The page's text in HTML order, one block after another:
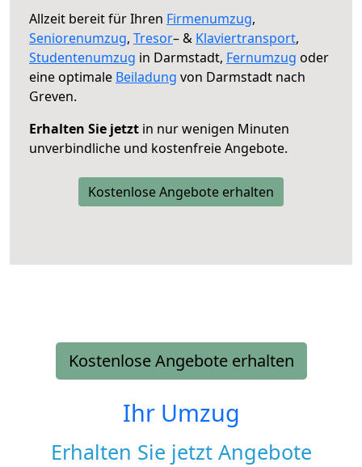
Allzeit bereit für Ihren Firmenumzug,
Seniorenumzug, Tresor– & Klaviertransport,
Studentenumzug in Darmstadt, Fernumzug oder
eine optimale Beiladung von Darmstadt nach
Greven.
Erhalten Sie jetzt in nur wenigen Minuten
unverbindliche und kostenfreie Angebote.
Kostenlose Angebote erhalten
Kostenlose Angebote erhalten
Ihr Umzug
Erhalten Sie jetzt Angebote